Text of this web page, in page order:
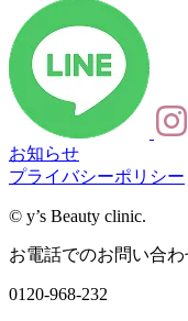
お知らせ
プライバシーポリシー
© y’s Beauty clinic.
お電話でのお問い合わ
0120-968-232